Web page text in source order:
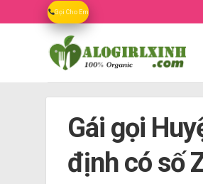
to
Gọi Cho Em
Gái gọi
định có số